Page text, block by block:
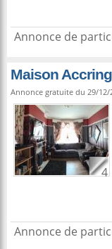
Annonce de
Maison
Annonce gratuite du 29/12/
4
Annonce de